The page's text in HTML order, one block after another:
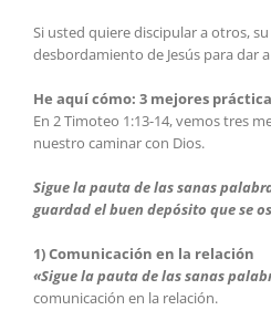
Si usted quiere discipular a otros,
desbordamiento de Jesús para dar
He aquí cómo: 3 mejores
En 2 Timoteo 1:13-14, vemos tres
nuestro caminar con Dios.
Sigue la pauta de las sanas
guardad el buen depósito que se
1) Comunicación en la relación
«Sigue la pauta de las sanas
comunicación en la relación.